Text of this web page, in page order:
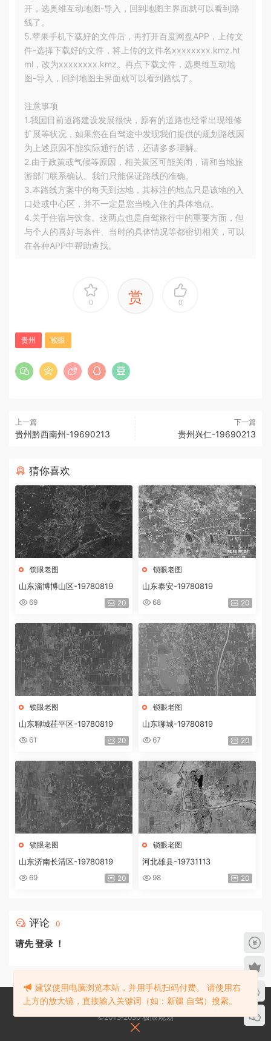
开，选奥维互动地图-导入，回到地图主界面就可以看到路
线了。
5.苹果手机下载好的文件后，再打开百度网盘APP，上传文
件-选择下载好的文件，将上传的文件名xxxxxxxx.kmz.ht
ml，改为xxxxxxxx.kmz。再点下载文件，选奥维互动地
图-导入，回到地图主界面就可以看到路线了。
注意事项
1.我国目前道路建设发展很快，原有的道路也经常出现维修
扩展等状况，如果您在自驾途中发现我们提供的规划路线因
为上述原因不能实际通行的话，还请多多理解。
2.由于政策或气候等原因，相关景区可能关闭，请和当地旅
游部门联系确认。我们只能保证路线的准确。
3.本路线方案中的每天到达地，其标注的地点只是该地的入
口处或中心区，并不一定是您当晚入住的具体地点。
4.关于住宿与饮食。这两点也是自驾旅行中的重要方面，但
与个人的喜好与条件、当时的具体情况等都密切相关，可以
在各种APP中帮助查找。
0 赏 0
贵州 锁眼
上一篇
贵州黔西南州-19690213
下一篇
贵州兴仁-19690213
猜你喜欢
锁眼老图
山东淄博博山区-19780819
69 20
锁眼老图
山东泰安-19780819
68 20
锁眼老图
山东聊城茌平区-19780819
61 20
锁眼老图
山东聊城-19780819
67 20
锁眼老图
山东济南长清区-19780819
69 20
锁眼老图
河北雄县-19731113
98 20
评论 0
请先登录 ！
©2013-2030 极限规划
建议使用电脑浏览本站，并用手机扫码付费。 请使用右
上方的放大镜，直接输入关键词（如：新疆 自驾）搜索。